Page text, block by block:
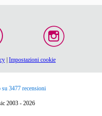
Impostazioni cookie
su 3477 recensioni
2003 - 2026